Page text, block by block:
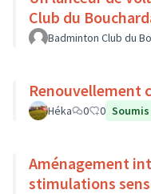
Club du
Badminton Club du
Renouvellement
Héka 0 0
Aménagement
stimulations